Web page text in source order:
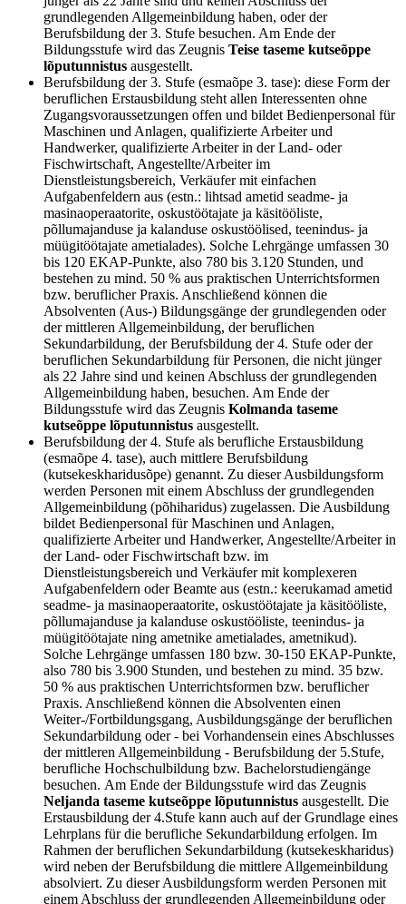
grundlegenden Allgemeinbildung haben, oder der
Berufsbildung der 3. Stufe besuchen. Am Ende der
Bildungsstufe wird das Zeugnis Teise taseme kutseõppe
lõputunnistus ausgestellt.
Berufsbildung der 3. Stufe (esmaõpe 3. tase): diese Form der
beruflichen Erstausbildung steht allen Interessenten ohne
Zugangsvoraussetzungen offen und bildet Bedienpersonal für
Maschinen und Anlagen, qualifizierte Arbeiter und
Handwerker, qualifizierte Arbeiter in der Land- oder
Fischwirtschaft, Angestellte/Arbeiter im
Dienstleistungsbereich, Verkäufer mit einfachen
Aufgabenfeldern aus (estn.: lihtsad ametid seadme- ja
masinaoperaatorite, oskustöötajate ja käsitööliste,
põllumajanduse ja kalanduse oskustöölised, teenindus- ja
müügitöötajate ametialades). Solche Lehrgänge umfassen 30
bis 120 EKAP-Punkte, also 780 bis 3.120 Stunden, und
bestehen zu mind. 50 % aus praktischen Unterrichtsformen
bzw. beruflicher Praxis. Anschließend können die
Absolventen (Aus-) Bildungsgänge der grundlegenden oder
der mittleren Allgemeinbildung, der beruflichen
Sekundarbildung, der Berufsbildung der 4. Stufe oder der
beruflichen Sekundarbildung für Personen, die nicht jünger
als 22 Jahre sind und keinen Abschluss der grundlegenden
Allgemeinbildung haben, besuchen. Am Ende der
Bildungsstufe wird das Zeugnis Kolmanda taseme
kutseõppe lõputunnistus ausgestellt.
Berufsbildung der 4. Stufe als berufliche Erstausbildung
(esmaõpe 4. tase), auch mittlere Berufsbildung
(kutsekeskharidusõpe) genannt. Zu dieser Ausbildungsform
werden Personen mit einem Abschluss der grundlegenden
Allgemeinbildung (põhiharidus) zugelassen. Die Ausbildung
bildet Bedienpersonal für Maschinen und Anlagen,
qualifizierte Arbeiter und Handwerker, Angestellte/Arbeiter in
der Land- oder Fischwirtschaft bzw. im
Dienstleistungsbereich und Verkäufer mit komplexeren
Aufgabenfeldern oder Beamte aus (estn.: keerukamad ametid
seadme- ja masinaoperaatorite, oskustöötajate ja käsitööliste,
põllumajanduse ja kalanduse oskustööliste, teenindus- ja
müügitöötajate ning ametnike ametialades, ametnikud).
Solche Lehrgänge umfassen 180 bzw. 30-150 EKAP-Punkte,
also 780 bis 3.900 Stunden, und bestehen zu mind. 35 bzw.
50 % aus praktischen Unterrichtsformen bzw. beruflicher
Praxis. Anschließend können die Absolventen einen
Weiter-/Fortbildungsgang, Ausbildungsgänge der beruflichen
Sekundarbildung oder - bei Vorhandensein eines Abschlusses
der mittleren Allgemeinbildung - Berufsbildung der 5.Stufe,
berufliche Hochschulbildung bzw. Bachelorstudiengänge
besuchen. Am Ende der Bildungsstufe wird das Zeugnis
Neljanda taseme kutseõppe lõputunnistus ausgestellt. Die
Erstausbildung der 4.Stufe kann auch auf der Grundlage eines
Lehrplans für die berufliche Sekundarbildung erfolgen. Im
Rahmen der beruflichen Sekundarbildung (kutsekeskharidus)
wird neben der Berufsbildung die mittlere Allgemeinbildung
absolviert. Zu dieser Ausbildungsform werden Personen mit
einem Abschluss der grundlegenden Allgemeinbildung oder